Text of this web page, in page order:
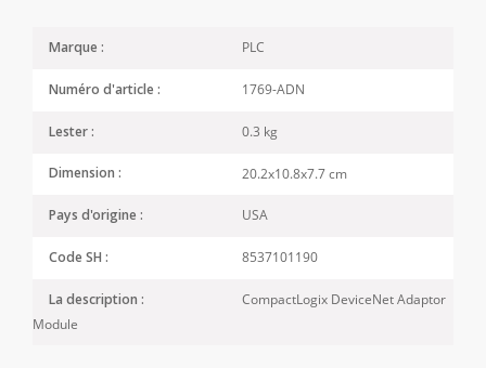
Marque : PLC
Numéro d'article : 1769-ADN
Lester : 0.3 kg
Dimension : 20.2x10.8x7.7 cm
Pays d'origine : USA
Code SH : 8537101190
La description :
CompactLogix DeviceNet Adaptor
Module